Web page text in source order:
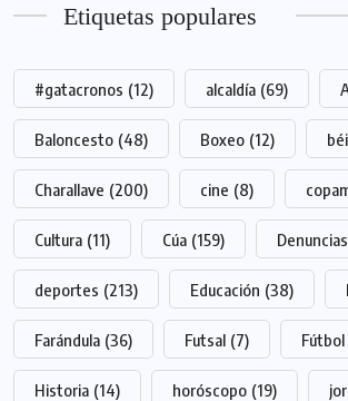
Etiquetas populares
#gatacronos (12) alcaldía (69)
Baloncesto (48) Boxeo (12)
Charallave (200) cine (8)
Cultura (11) Cúa (159) Denuncias
deportes (213) Educación (38)
Farándula (36) Futsal (7) Fútbol
Historia (14) horóscopo (19)